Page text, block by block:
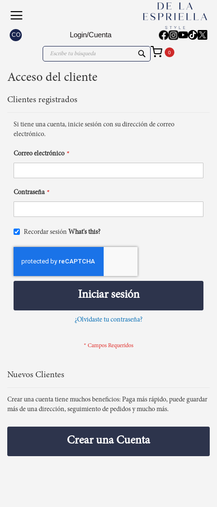
CO Login/Cuenta
Search
Acceso del cliente
Clientes registrados
Si tiene una cuenta, inicie sesión con su dirección de correo
electrónico.
Correo electrónico
Contraseña
Recordar sesión What's this?
Iniciar sesión
¿Olvidaste tu contraseña?
Nuevos Clientes
Crear una cuenta tiene muchos beneficios: Paga más rápido, puede guardar
más de una dirección, seguimiento de pedidos y mucho más.
Crear una Cuenta